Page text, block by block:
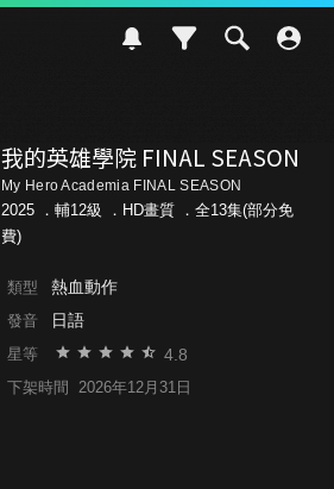
我的英雄學院 FINAL SEASON
My Hero Academia FINAL SEASON
2025 ． 輔12級
．HD畫質 ．全13集(部分免
費)
類型 熱血動作
發音 日語
星等 4.8
下架時間 2026年12月31日